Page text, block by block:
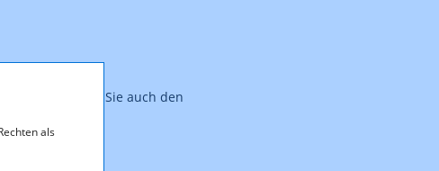
als
können Sie auch den